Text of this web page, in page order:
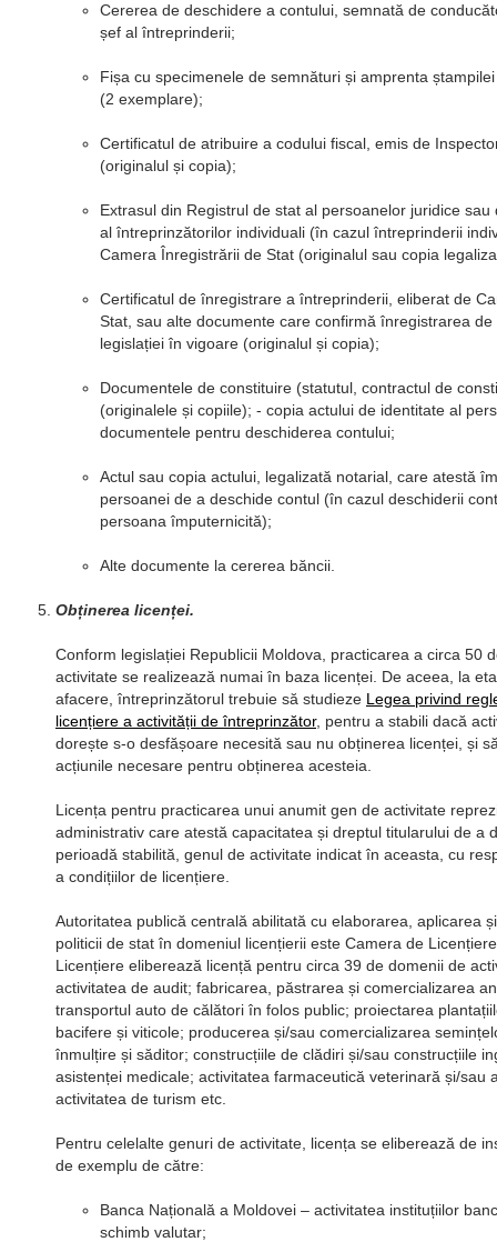
Cererea de deschidere a contului, semnată de
șef al întreprinderii;
Fișa cu specimenele de semnături și amprenta
(2 exemplare);
Certificatul de atribuire a codului fiscal, emis de
(originalul și copia);
Extrasul din Registrul de stat al persoanelor juridice sau
al întreprinzătorilor individuali (în cazul întreprinderii
Camera Înregistrării de Stat (originalul sau copia
Certificatul de înregistrare a întreprinderii, eliberat de
Stat, sau alte documente care confirmă înregistrarea
legislației în vigoare (originalul și copia);
Documentele de constituire (statutul, contractul de
(originalele și copiile); - copia actului de identitate al
documentele pentru deschiderea contului;
Actul sau copia actului, legalizată notarial, care atestă
persoanei de a deschide contul (în cazul deschiderii
persoana împuternicită);
Alte documente la cererea băncii.
Obținerea licenței.
Conform legislației Republicii Moldova, practicarea a circa 50
activitate se realizează numai în baza licenței. De aceea, la
afacere, întreprinzătorul trebuie să studieze Legea privind
licențiere a activității de întreprinzător, pentru a stabili dacă
dorește s-o desfășoare necesită sau nu obținerea licenței, și
acțiunile necesare pentru obținerea acesteia.
Licența pentru practicarea unui anumit gen de activitate
administrativ care atestă capacitatea și dreptul titularului de a
perioadă stabilită, genul de activitate indicat în aceasta, cu
a condițiilor de licențiere.
Autoritatea publică centrală abilitată cu elaborarea, aplicarea
politicii de stat în domeniul licențierii este Camera de
Licențiere eliberează licență pentru circa 39 de domenii de
activitatea de audit; fabricarea, păstrarea și comercializarea
transportul auto de călători în folos public; proiectarea
bacifere și viticole; producerea și/sau comercializarea
înmulțire și săditor; construcțiile de clădiri și/sau construcțiile
asistenței medicale; activitatea farmaceutică veterinară și/sau
activitatea de turism etc.
Pentru celelalte genuri de activitate, licența se eliberează de
de exemplu de către:
Banca Națională a Moldovei – activitatea instituțiilor
schimb valutar;